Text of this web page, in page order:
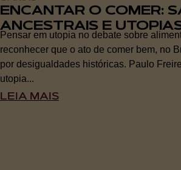
ENCANTAR O COMER:
ANCESTRAIS E
Pensar em utopia no debate sobre
reconhecer que o ato de comer bem, no
por desigualdades históricas. Paulo
utopia...
LEIA MAIS